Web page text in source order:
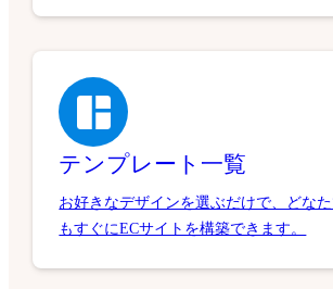
テンプレート一覧
お好きなデザインを選ぶだけで、どな
もすぐにECサイトを構築できます。